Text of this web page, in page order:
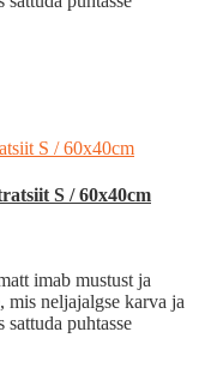
S / 60x40cm
imab mustust ja
mis neljajalgse karva ja
puhtasse